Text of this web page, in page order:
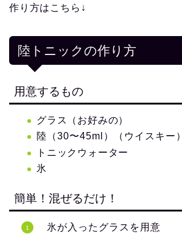
作り方はこちら↓
陸トニックの作り方
用意するもの
グラス（お好みの）
陸（30〜45ml）（ウイスキー）
トニックウォーター
氷
簡単！混ぜるだけ！
氷が入ったグラスを用意